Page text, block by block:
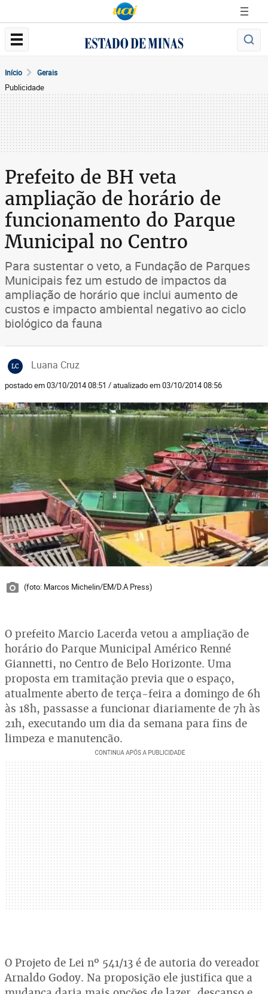
Início Gerais
Publicidade
Prefeito de BH veta
ampliação de horário de
funcionamento do Parque
Municipal no Centro
Para sustentar o veto, a Fundação de Parques
Municipais fez um estudo de impactos da
ampliação de horário que inclui aumento de
custos e impacto ambiental negativo ao ciclo
biológico da fauna
LC Luana Cruz
postado em 03/10/2014 08:51 / atualizado em 03/10/2014 08:56
(foto: Marcos Michelin/EM/D.A Press)
O prefeito Marcio Lacerda vetou a ampliação de
horário do Parque Municipal Américo Renné
Giannetti, no Centro de Belo Horizonte. Uma
proposta em tramitação previa que o espaço,
atualmente aberto de terça-feira a domingo de 6h
às 18h, passasse a funcionar diariamente de 7h às
21h, executando um dia da semana para fins de
limpeza e manutenção.
O Projeto de Lei nº 541/13 é de autoria do vereador
Arnaldo Godoy. Na proposição ele justifica que a